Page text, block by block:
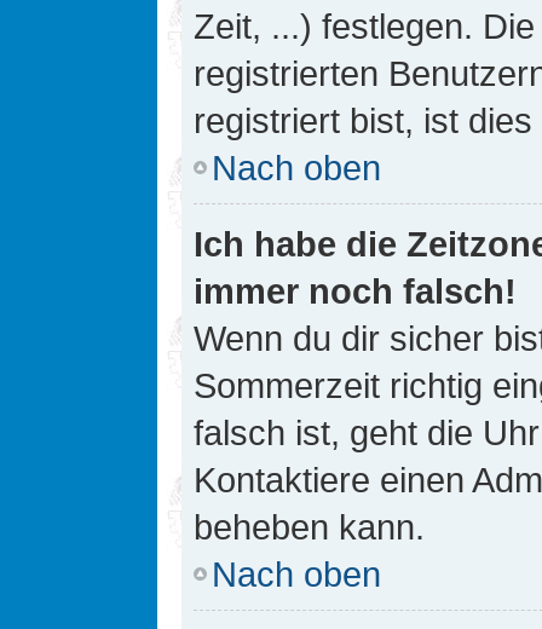
Zeit, ...) festlegen.
registrierten
registriert bist, ist
Nach oben
Ich habe die
immer noch falsch!
Wenn du dir sicher
Sommerzeit richtig
falsch ist, geht die
Kontaktiere einen
beheben kann.
Nach oben